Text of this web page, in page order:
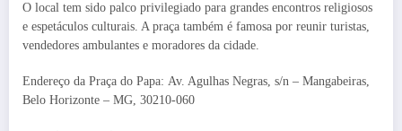
O local tem sido palco privilegiado para grandes encontros religiosos
e espetáculos culturais. A praça também é famosa por reunir turistas,
vendedores ambulantes e moradores da cidade.
Endereço da Praça do Papa: Av. Agulhas Negras, s/n – Mangabeiras,
Belo Horizonte – MG, 30210-060